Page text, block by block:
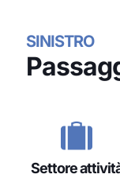
SINISTRO
Settore